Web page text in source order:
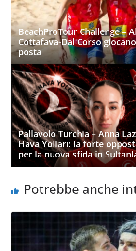
BeachProTour Challenge –
Cottafava-Dal Corso
posta
Pallavolo Turchia – Anna
Hava Yolları: la forte
per la nuova sfida in
Potrebbe anche